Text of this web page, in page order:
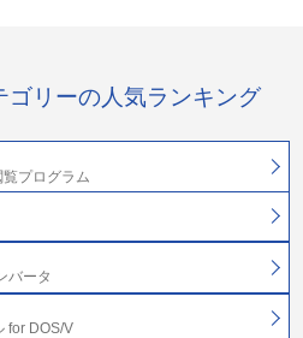
ゴリーの人気ランキング
プログラム
バータ
for DOS/V